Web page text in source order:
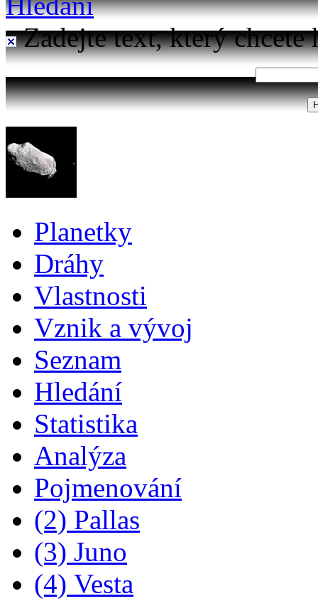
Zadejte text, který chcete
Planetky
Dráhy
Vlastnosti
Vznik a vývoj
Seznam
Hledání
Statistika
Analýza
Pojmenování
(2) Pallas
(3) Juno
(4) Vesta